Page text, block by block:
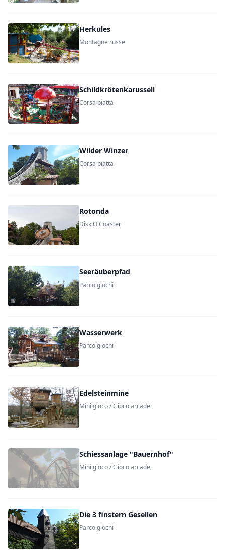
Herkules
Montagne russe
Schildkrötenkarussell
Corsa piatta
Wilder Winzer
Corsa piatta
Rotonda
Disk'O Coaster
Seeräuberpfad
Parco giochi
Wasserwerk
Parco giochi
Edelsteinmine
Mini gioco / Gioco arcade
Schiessanlage "Bauernhof"
Mini gioco / Gioco arcade
Die 3 finstern Gesellen
Parco giochi